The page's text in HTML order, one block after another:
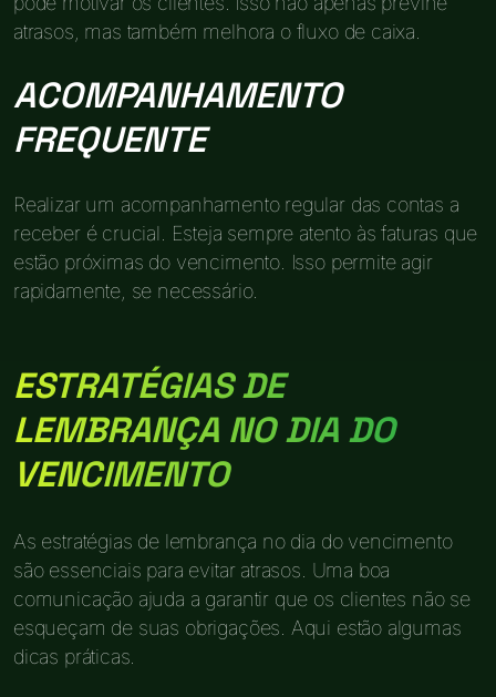
atrasos, mas também melhora o fluxo de caixa.
ACOMPANHAMENTO
FREQUENTE
Realizar um acompanhamento regular das contas a
receber é crucial. Esteja sempre atento às faturas que
estão próximas do vencimento. Isso permite agir
rapidamente, se necessário.
ESTRATÉGIAS DE
LEMBRANÇA NO DIA DO
VENCIMENTO
As estratégias de lembrança no dia do vencimento
são essenciais para evitar atrasos. Uma boa
comunicação ajuda a garantir que os clientes não se
esqueçam de suas obrigações. Aqui estão algumas
dicas práticas.